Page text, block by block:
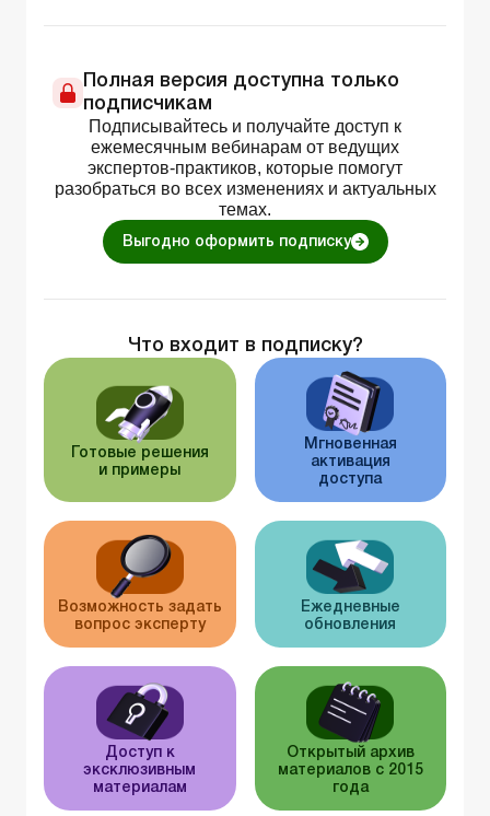
Полная версия доступна только
подписчикам
Подписывайтесь и получайте доступ к
ежемесячным вебинарам от ведущих
экспертов-практиков, которые помогут
разобраться во всех изменениях и актуальных
темах.
Выгодно оформить подписку
Что входит в подписку?
Готовые решения
и примеры
Мгновенная
активация
доступа
Возможность задать
вопрос эксперту
Ежедневные
обновления
Доступ к
эксклюзивным
материалам
Открытый архив
материалов с 2015
года